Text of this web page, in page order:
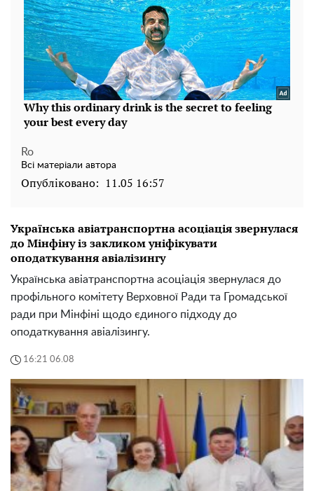
Ro
Всі матеріали автора
Опубліковано: 11.05 16:57
Українська авіатранспортна асоціація звернулася
до Мінфіну із закликом уніфікувати
оподаткування авіалізингу
Українська авіатранспортна асоціація звернулася до
профільного комітету Верховної Ради та Громадської
ради при Мінфіні щодо єдиного підходу до
оподаткування авіалізингу.
16:21 06.08